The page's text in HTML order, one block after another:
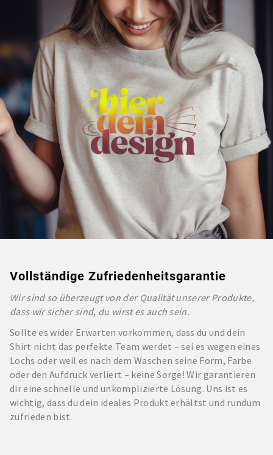
Vollständige Zufriedenheitsgarantie
Wir sind so überzeugt von der Qualität unserer Produkte,
dass wir sicher sind, du wirst es auch sein.
Sollte es wider Erwarten vorkommen, dass du und dein
Shirt nicht das perfekte Team werdet – sei es wegen eines
Lochs oder weil es nach dem Waschen seine Form, Farbe
oder den Aufdruck verliert – keine Sorge! Wir garantieren
dir eine schnelle und unkomplizierte Lösung. Uns ist es
wichtig, dass du dein ideales Produkt erhältst und rundum
zufrieden bist.